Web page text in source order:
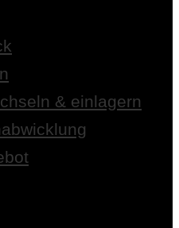
& einlagern